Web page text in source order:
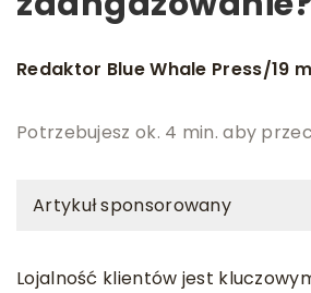
Redaktor Blue Whale Press/19
Potrzebujesz ok. 4 min. aby
Artykuł sponsorowany
Lojalność klientów jest